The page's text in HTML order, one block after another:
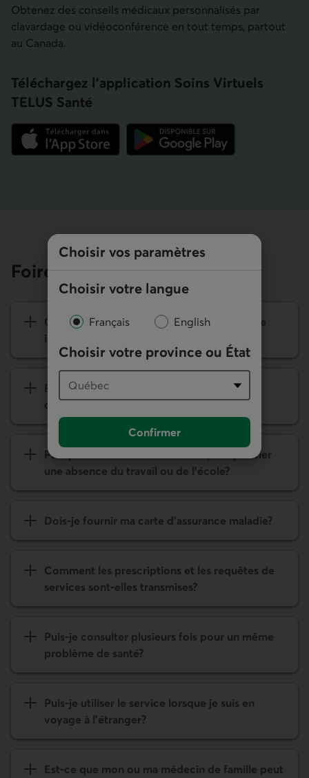
Choisir vos paramètres
Choisir votre langue
Français English
Choisir votre province ou État
Confirmer
Obtenez des conseils médicaux personnalisés par
clavardage ou vidéoconférence en tout temps, partout
au Canada.
Téléchargez l’application Soins Virtuels
TELUS Santé
Foire aux questions
Comment inscrire un membre de ma famille
immédiate au service?
Est-ce qu’il y a un nombre limite de
consultations?
Puis-je obtenir un billet médical pour justifier
une absence du travail ou de l'école?
Dois-je fournir ma carte d'assurance maladie?
Comment les prescriptions et les requêtes de
services sont-elles transmises?
Puis-je consulter plusieurs fois pour un même
problème de santé?
Puis-je utiliser le service lorsque je suis en
voyage à l'étranger?
Est-ce que mon ou ma médecin de famille peut